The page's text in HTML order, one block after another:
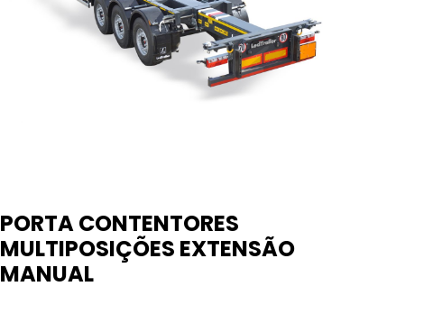
PORTA CONTENTORES
MULTIPOSIÇÕES EXTENSÃO
MANUAL